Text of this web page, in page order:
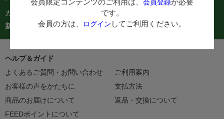
です。
会員の方は、
ログイン してご利用ください。
カテゴリーから探す
商品コードからご注文
新着商品
人気商品TOP40 カタログ
ヘルプ＆ガイド
よくあるご質問・お問い合わせ
ご利用案内
お客様の声をかたちに
支払方法
商品のお届けについて
返品・交換について
FEEDポイントについて